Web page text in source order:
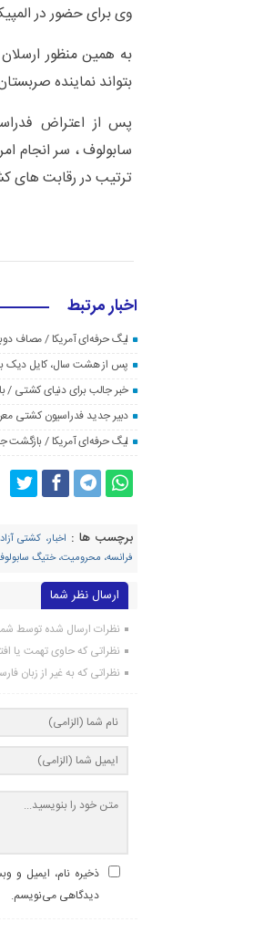
وی برای حضور در
به همین منظور
بتواند نماینده
پس از اعتراض
سابولوف ، سر انجام
ترتیب در رقابت های
اخبار مرتبط
لیگ حرفه‌ای آمریکا / مصاف
پس از هشت سال، کایل دیک
خبر جالب برای دنیای کشتی /
دبیر جدید فدراسیون کشتی
لیگ حرفه‌ای آمریکا / بازگشت
برچسب ها :
فرانسه، محرومیت، ختیگ
ارسال نظر شما
نظرات ارسال شده توسط
نظراتی که حاوی تهمت یا
نظراتی که به غیر از زبان
ذخیره نام، ایمیل و
دیدگاهی می‌نویسم.